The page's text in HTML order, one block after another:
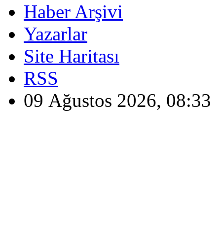
Haber Arşivi
Yazarlar
Site Haritası
RSS
09 Ağustos 2026, 08:33